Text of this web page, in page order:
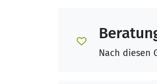
Nach diesen